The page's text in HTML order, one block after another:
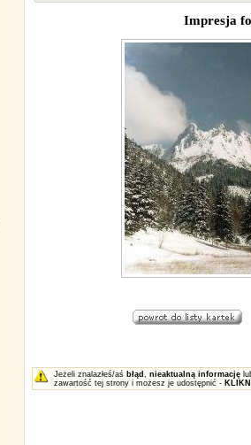
Impresja
Jeżeli znalazłeś/aś błąd , nieaktualną informację
zawartość tej strony i możesz je udostępnić -